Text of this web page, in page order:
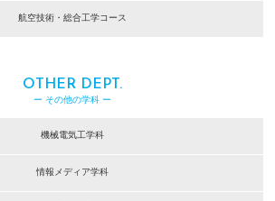
航空技術・総合工学コース
OTHER DEPT.
ー その他の学科 ー
機械電気工学科
情報メディア学科